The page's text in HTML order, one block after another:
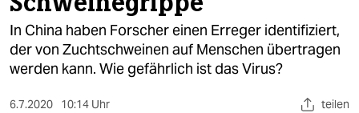
öko
gesellschaft
In China haben Forscher einen Erreger identifiziert,
der von Zuchtschweinen auf Menschen übertragen
werden kann. Wie gefährlich ist das Virus?
6.7.2020 10:14 Uhr teilen